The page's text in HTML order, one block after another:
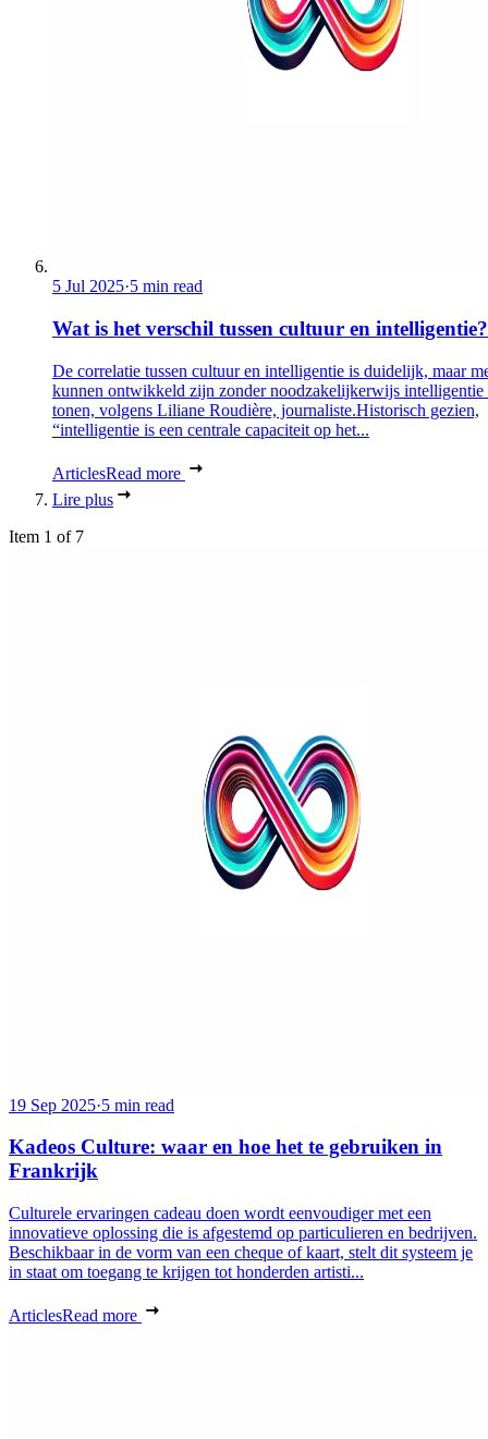
5 Jul 2025·5 min read
Wat is het verschil tussen cultuur en intelligentie?
De correlatie tussen cultuur en intelligentie is duidelijk, maar
kunnen ontwikkeld zijn zonder noodzakelijkerwijs intelligentie
tonen, volgens Liliane Roudière, journaliste.Historisch gezien,
“intelligentie is een centrale capaciteit op het...
ArticlesRead more
Lire plus
Item 1 of 7
19 Sep 2025·5 min read
Kadeos Culture: waar en hoe het te gebruiken in
Frankrijk
Culturele ervaringen cadeau doen wordt eenvoudiger met een
innovatieve oplossing die is afgestemd op particulieren en bedrijven.
Beschikbaar in de vorm van een cheque of kaart, stelt dit systeem je
in staat om toegang te krijgen tot honderden artisti...
ArticlesRead more